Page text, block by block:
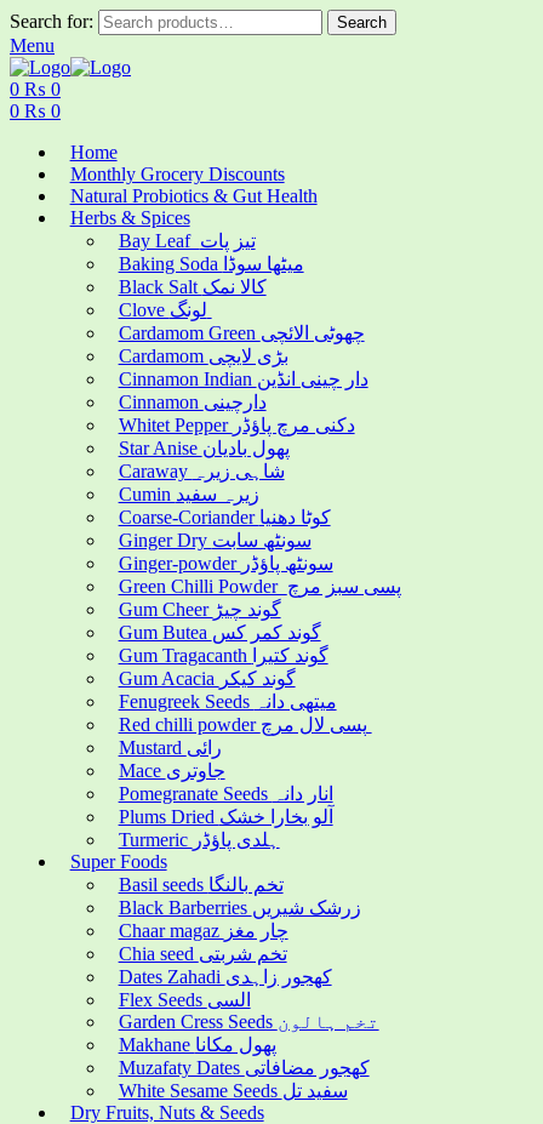
Search for: Search
Menu
0 ₨ 0
0 ₨ 0
Home
Monthly Grocery Discounts
Natural Probiotics & Gut Health
Herbs & Spices
Bay Leaf تیز پات
Baking Soda میٹھا سوڈا
Black Salt کالا نمک
Cardamom Green چھوٹی الائچی
Cardamom بڑی لایچی
Cinnamon Indian دار چینی انڈین
Cinnamon دارچینی
Whitet Pepper دکنی مرچ پاؤڈر
Star Anise پھول بادیان
Caraway شاہی زیرہ
Cumin زیرہ سفید
Coarse-Coriander کوٹا دھنیا
Ginger Dry سونٹھ سابت
Ginger-powder سونٹھ پاؤڈر
Green Chilli Powder پسی سبز مرچ
Gum Cheer گوند چیڑ
Gum Butea گوند کمر کس
Gum Tragacanth گوند کتیرا
Gum Acacia گوند کیکر
Fenugreek Seeds میتھی دانہ
Mustard رائی
Mace جاوتری
Pomegranate Seeds انار دانہ
Plums Dried آلو بخارا خشک
Turmeric ہلدی پاؤڈر
Super Foods
Basil seeds تخم بالنگا
Black Barberries زرشک شیریں
Chaar magaz چار مغز
Chia seed تخم شربتی
Dates Zahadi کھجور زاہدی
Flex Seeds السی
Garden Cress Seeds تخم ہالون
Makhane پھول مکانا
Muzafaty Dates کھجور مضافاتی
White Sesame Seeds سفید تل
Dry Fruits, Nuts & Seeds